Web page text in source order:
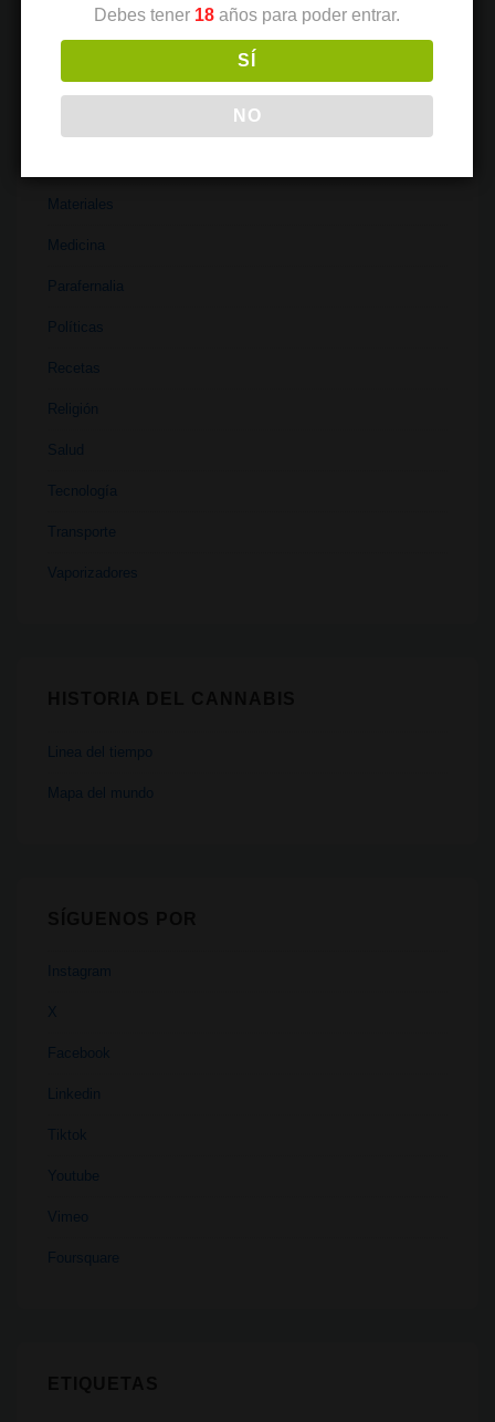
Industria
Institutos
Materiales
Medicina
Parafernalia
Políticas
Recetas
Religión
Salud
Tecnología
Transporte
Vaporizadores
Linea del tiempo
Mapa del mundo
Instagram
X
Facebook
Linkedin
Tiktok
Youtube
Vimeo
Foursquare
Debes tener 18 años para poder entrar.
SÍ
NO